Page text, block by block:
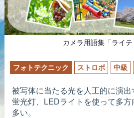
カメラ用語集「ライテ
フォトテクニック ストロボ 中級
被写体に当たる光を人工的に演
蛍光灯、LEDライトを使って多
多い。